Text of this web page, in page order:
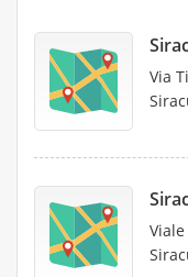
Via
Viale